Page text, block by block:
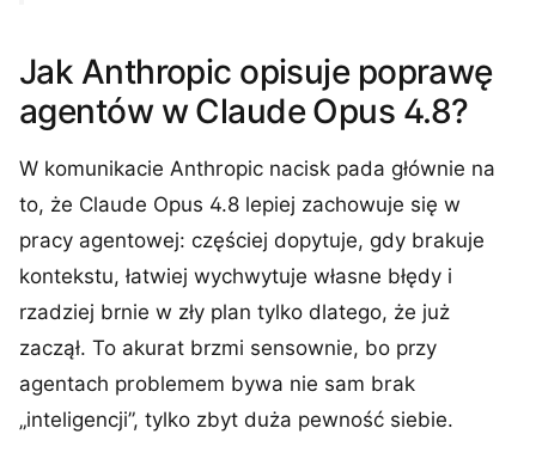
Jak Anthropic opisuje poprawę
agentów w Claude Opus 4.8?
W komunikacie Anthropic nacisk pada głównie na
to, że Claude Opus 4.8 lepiej zachowuje się w
pracy agentowej: częściej dopytuje, gdy brakuje
kontekstu, łatwiej wychwytuje własne błędy i
rzadziej brnie w zły plan tylko dlatego, że już
zaczął. To akurat brzmi sensownie, bo przy
agentach problemem bywa nie sam brak
„inteligencji”, tylko zbyt duża pewność siebie.